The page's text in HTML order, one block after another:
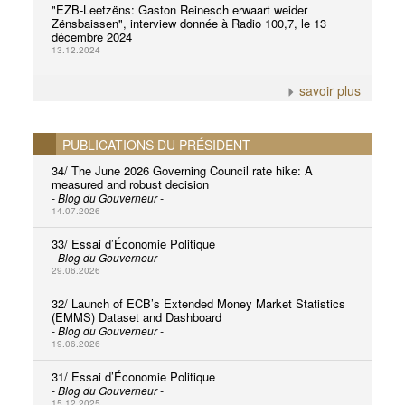
"EZB-Leetzëns: Gaston Reinesch erwaart weider
Zënsbaissen", interview donnée à Radio 100,7, le 13
décembre 2024
13.12.2024
savoir plus
PUBLICATIONS DU PRÉSIDENT
34/ The June 2026 Governing Council rate hike: A
measured and robust decision
- Blog du Gouverneur -
14.07.2026
33/ Essai d’Économie Politique
- Blog du Gouverneur -
29.06.2026
32/ Launch of ECB’s Extended Money Market Statistics
(EMMS) Dataset and Dashboard
- Blog du Gouverneur -
19.06.2026
31/ Essai d’Économie Politique
- Blog du Gouverneur -